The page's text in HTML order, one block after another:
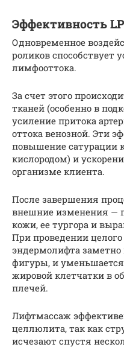
Эффективность
Одновременное
роликов способствует
лимфооттока.
За счет этого
тканей (особенно в
усиление притока
оттока венозной. Эти
повышение сатурации
кислородом) и
организме клиента.
После завершения
внешние изменения —
кожи, ее тургора и
При проведении
эндермолифта
фигуры, и
жировой клетчатки в
плечей.
Лифтмассаж
целлюлита, так как
исчезают спустя